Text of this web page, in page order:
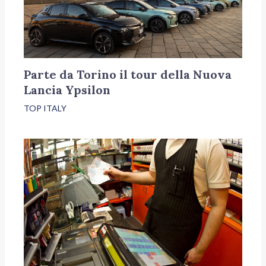
Parte da Torino il tour della Nuova
Lancia Ypsilon
TOP ITALY